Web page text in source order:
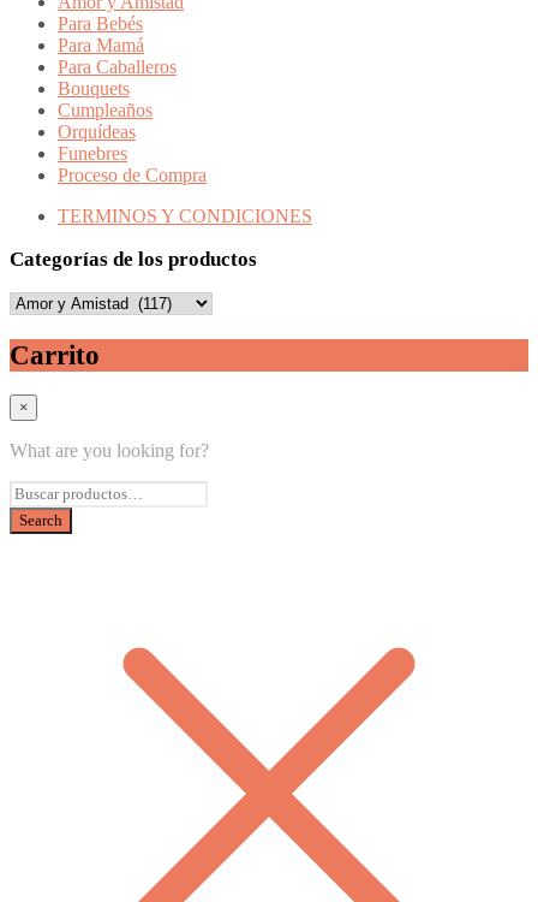
Para Bebés
Para Mamá
Para Caballeros
Bouquets
Cumpleaños
Orquídeas
Funebres
Proceso de Compra
TERMINOS Y CONDICIONES
Categorías de los productos
Carrito
×
What are you looking for?